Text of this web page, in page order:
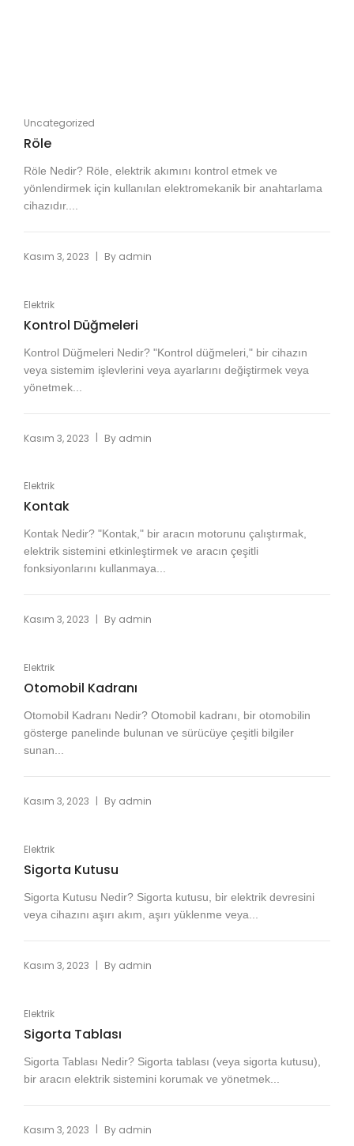
Uncategorized
Röle
Röle Nedir? Röle, elektrik akımını kontrol etmek ve
yönlendirmek için kullanılan elektromekanik bir anahtarlama
cihazıdır....
Kasım 3, 2023 | By admin
Elektrik
Kontrol Düğmeleri
Kontrol Düğmeleri Nedir? "Kontrol düğmeleri," bir cihazın
veya sistemim işlevlerini veya ayarlarını değiştirmek veya
yönetmek...
Kasım 3, 2023 | By admin
Elektrik
Kontak
Kontak Nedir? "Kontak," bir aracın motorunu çalıştırmak,
elektrik sistemini etkinleştirmek ve aracın çeşitli
fonksiyonlarını kullanmaya...
Kasım 3, 2023 | By admin
Elektrik
Otomobil Kadranı
Otomobil Kadranı Nedir? Otomobil kadranı, bir otomobilin
gösterge panelinde bulunan ve sürücüye çeşitli bilgiler
sunan...
Kasım 3, 2023 | By admin
Elektrik
Sigorta Kutusu
Sigorta Kutusu Nedir? Sigorta kutusu, bir elektrik devresini
veya cihazını aşırı akım, aşırı yüklenme veya...
Kasım 3, 2023 | By admin
Elektrik
Sigorta Tablası
Sigorta Tablası Nedir? Sigorta tablası (veya sigorta kutusu),
bir aracın elektrik sistemini korumak ve yönetmek...
Kasım 3, 2023 | By admin